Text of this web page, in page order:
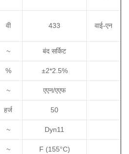
वी 433 वाई-एन
~ बंद सर्किट
% ±2*2.5%
~ एएन/एएफ
हर्ज 50
~ Dyn11
~ F (155°C)